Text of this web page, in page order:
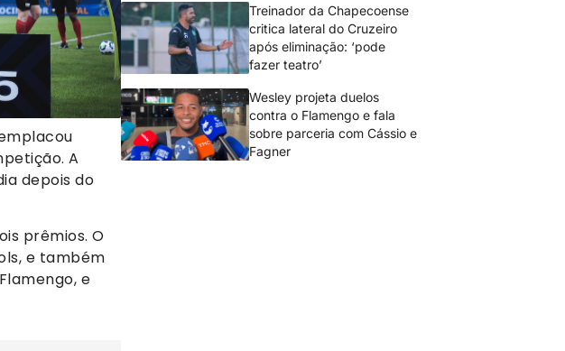
A
depois do
prêmios. O
e também
e
Treinador da Chapecoense
critica lateral do Cruzeiro
após eliminação: ‘pode
fazer teatro’
Wesley projeta duelos
contra o Flamengo e fala
sobre parceria com Cássio e
Fagner